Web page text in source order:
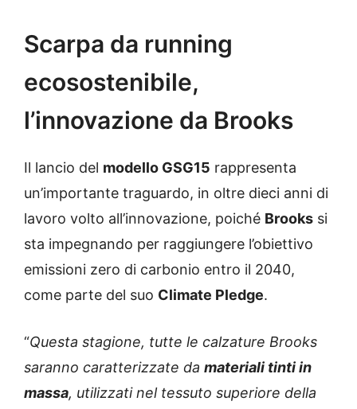
Scarpa da running
ecosostenibile,
l’innovazione da Brooks
Il lancio del modello GSG15 rappresenta
un’importante traguardo, in oltre dieci anni di
lavoro volto all’innovazione, poiché Brooks si
sta impegnando per raggiungere l’obiettivo
emissioni zero di carbonio entro il 2040,
come parte del suo Climate Pledge.
“Questa stagione, tutte le calzature Brooks
saranno caratterizzate da materiali tinti in
massa, utilizzati nel tessuto superiore della